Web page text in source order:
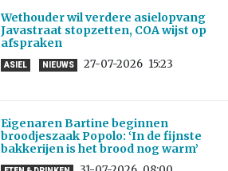
Wethouder wil verdere asielopvang
Javastraat stopzetten, COA wijst op
afspraken
ASIEL NIEUWS 27-07-2026 15:23
Eigenaren Bartine beginnen
broodjeszaak Popolo: ‘In de fijnste
bakkerijen is het brood nog warm’